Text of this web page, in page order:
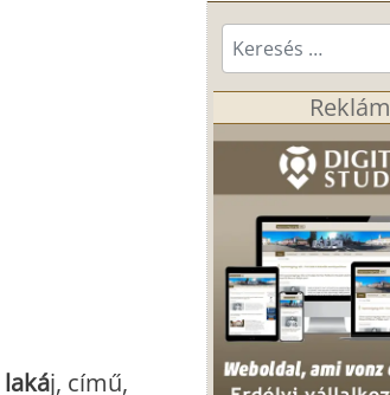
j, című,
Keresés...
Reklám